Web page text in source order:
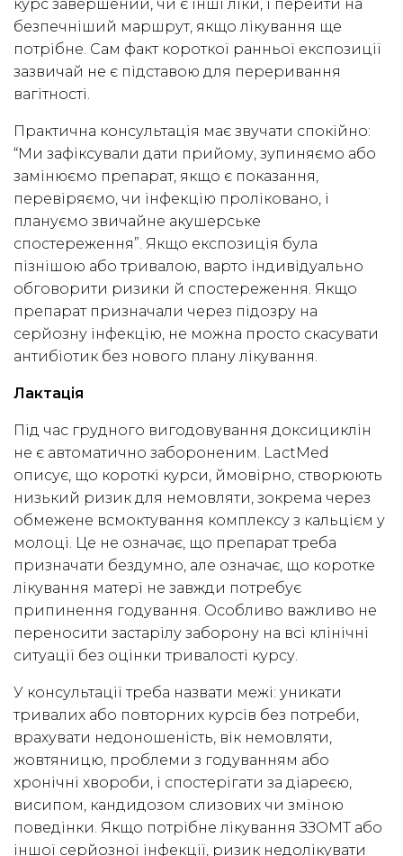
курс завершений, чи є інші ліки, і перейти на
безпечніший маршрут, якщо лікування ще
потрібне. Сам факт короткої ранньої експозиції
зазвичай не є підставою для переривання
вагітності.
Практична консультація має звучати спокійно:
“Ми зафіксували дати прийому, зупиняємо або
замінюємо препарат, якщо є показання,
перевіряємо, чи інфекцію проліковано, і
плануємо звичайне акушерське
спостереження”. Якщо експозиція була
пізнішою або тривалою, варто індивідуально
обговорити ризики й спостереження. Якщо
препарат призначали через підозру на
серйозну інфекцію, не можна просто скасувати
антибіотик без нового плану лікування.
Лактація
Під час грудного вигодовування доксициклін
не є автоматично забороненим. LactMed
описує, що короткі курси, ймовірно, створюють
низький ризик для немовляти, зокрема через
обмежене всмоктування комплексу з кальцієм у
молоці. Це не означає, що препарат треба
призначати бездумно, але означає, що коротке
лікування матері не завжди потребує
припинення годування. Особливо важливо не
переносити застарілу заборону на всі клінічні
ситуації без оцінки тривалості курсу.
У консультації треба назвати межі: уникати
тривалих або повторних курсів без потреби,
врахувати недоношеність, вік немовляти,
жовтяницю, проблеми з годуванням або
хронічні хвороби, і спостерігати за діареєю,
висипом, кандидозом слизових чи зміною
поведінки. Якщо потрібне лікування ЗЗОМТ або
іншої серйозної інфекції, ризик недолікувати